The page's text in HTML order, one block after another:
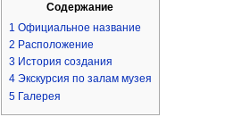
Содержание
1 Официальное название
2 Расположение
3 История создания
4 Экскурсия по залам музея
5 Галерея